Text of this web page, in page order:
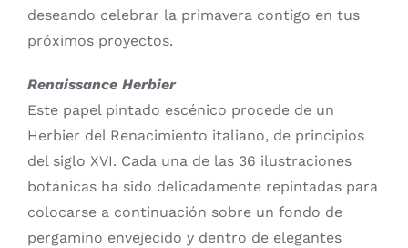
deseando celebrar la primavera contigo en tus
próximos proyectos.
Renaissance Herbier
Este papel pintado escénico procede de un
Herbier del Renacimiento italiano, de principios
del siglo XVI. Cada una de las 36 ilustraciones
botánicas ha sido delicadamente repintadas para
colocarse a continuación sobre un fondo de
pergamino envejecido y dentro de elegantes